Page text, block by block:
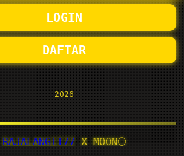
LOGIN
DAFTAR
2026
RAJALANGIT77X MOON🌕